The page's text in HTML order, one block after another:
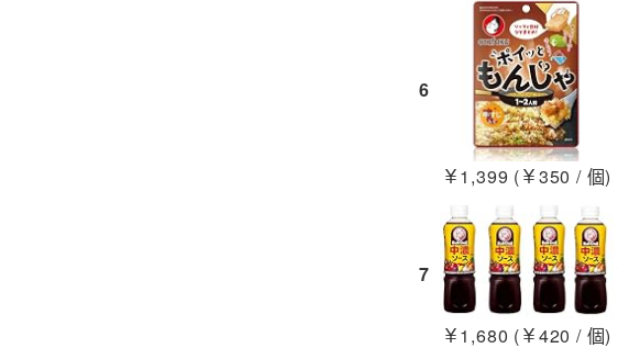
6
￥1,399 (￥350 / 個)
7
￥1,680 (￥420 / 個)